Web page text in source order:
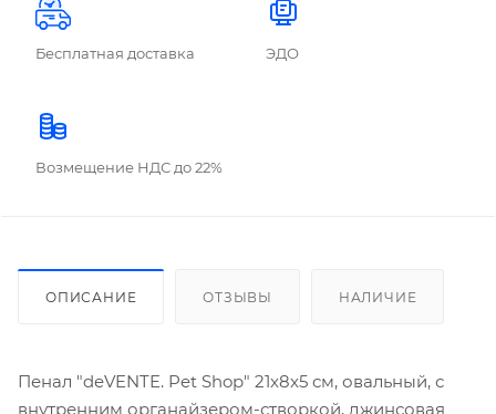
Бесплатная доставка ЭДО
Возмещение НДС до 22%
ОПИСАНИЕ ОТЗЫВЫ НАЛИЧИЕ
Пенал "deVENTE. Pet Shop" 21x8x5 см, овальный, с
внутренним органайзером-створкой, джинсовая